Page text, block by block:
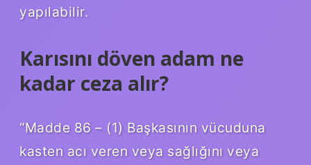
yapılabilir.
Karısını döven adam ne
kadar ceza alır?
“Madde 86 – (1) Başkasının vücuduna
kasten acı veren veya sağlığını veya